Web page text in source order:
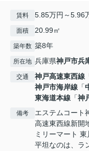
賃料 5.85万円～5.96
面積 20.99㎡
築年数 築8年
所在地 兵庫県神戸市兵
交通 神戸高速東西線
神戸市海岸線 「
東海道本線 「神
備考
エステムコート
高速東西線新開
ミリーマート
平坦なのは、ラ